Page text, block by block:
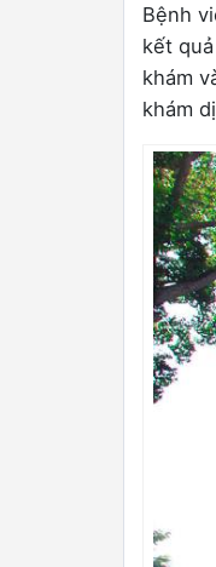
Bệnh
kết
khám
khám